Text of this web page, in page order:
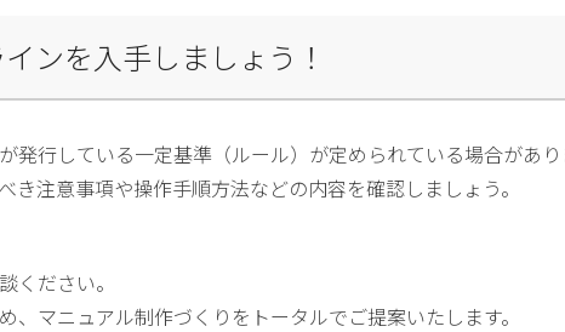
ンを入手しましょう！
発行している一定基準（ルール）が定められている場合があ
注意事項や操作手順方法などの内容を確認しましょう。
ください。
マニュアル制作づくりをトータルでご提案いたします。